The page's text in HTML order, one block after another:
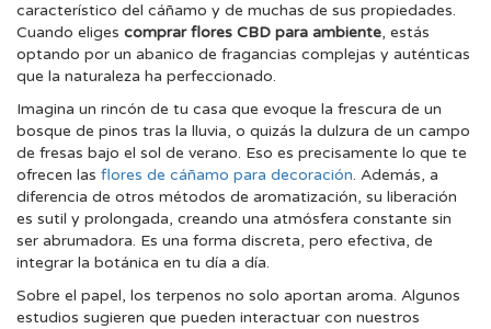
característico del cáñamo y de muchas de sus propiedades.
Cuando eliges comprar flores CBD para ambiente, estás
optando por un abanico de fragancias complejas y auténticas
que la naturaleza ha perfeccionado.
Imagina un rincón de tu casa que evoque la frescura de un
bosque de pinos tras la lluvia, o quizás la dulzura de un campo
de fresas bajo el sol de verano. Eso es precisamente lo que te
ofrecen las flores de cáñamo para decoración. Además, a
diferencia de otros métodos de aromatización, su liberación
es sutil y prolongada, creando una atmósfera constante sin
ser abrumadora. Es una forma discreta, pero efectiva, de
integrar la botánica en tu día a día.
Sobre el papel, los terpenos no solo aportan aroma. Algunos
estudios sugieren que pueden interactuar con nuestros